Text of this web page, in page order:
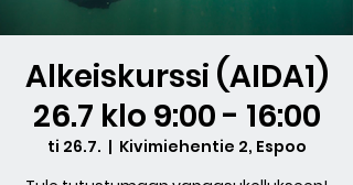
Alkeiskurssi (AIDA1)
26.7 klo 9:00 - 16:00
ti 26.7.
  |
Kivimiehentie 2, Espoo